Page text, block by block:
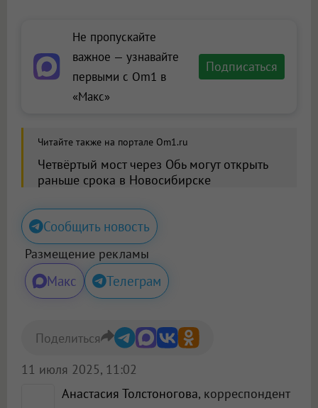
Не пропускайте
важное — узнавайте
первыми с Om1 в
«Макс»
Подписаться
Читайте также на портале Om1.ru
Четвёртый мост через Обь могут открыть
раньше срока в Новосибирске
Сообщить новость
Размещение рекламы
Макс Телеграм
Анастасия Толстоногова, корреспондент
11 июля 2025, 11:02
Поделиться